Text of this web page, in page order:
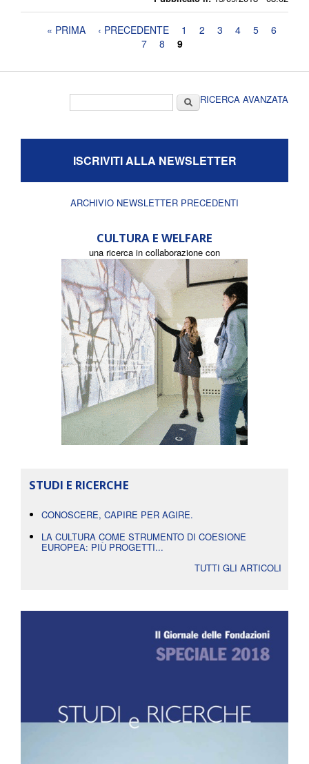
Pagine« PRIMA ‹ PRECEDENTE 1 2 3 4 5
6
7
8 9
CercaRICERCA AVANZATA
ISCRIVITI ALLA NEWSLETTER
ARCHIVIO NEWSLETTER PRECEDENTI
CULTURA E WELFARE
una ricerca in collaborazione con
STUDI E RICERCHE
CONOSCERE, CAPIRE PER AGIRE.
LA CULTURA COME STRUMENTO DI COESIONE
EUROPEA: PIÙ PROGETTI...
TUTTI GLI ARTICOLI